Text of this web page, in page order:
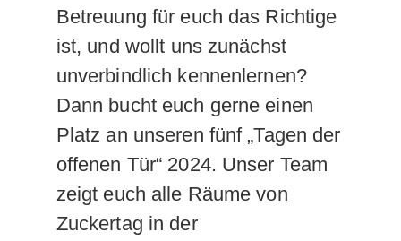
Betreuung für euch das Richtige
ist, und wollt uns zunächst
unverbindlich kennenlernen?
Dann bucht euch gerne einen
Platz an unseren fünf „Tagen der
offenen Tür“ 2024. Unser Team
zeigt euch alle Räume von
Zuckertag in der